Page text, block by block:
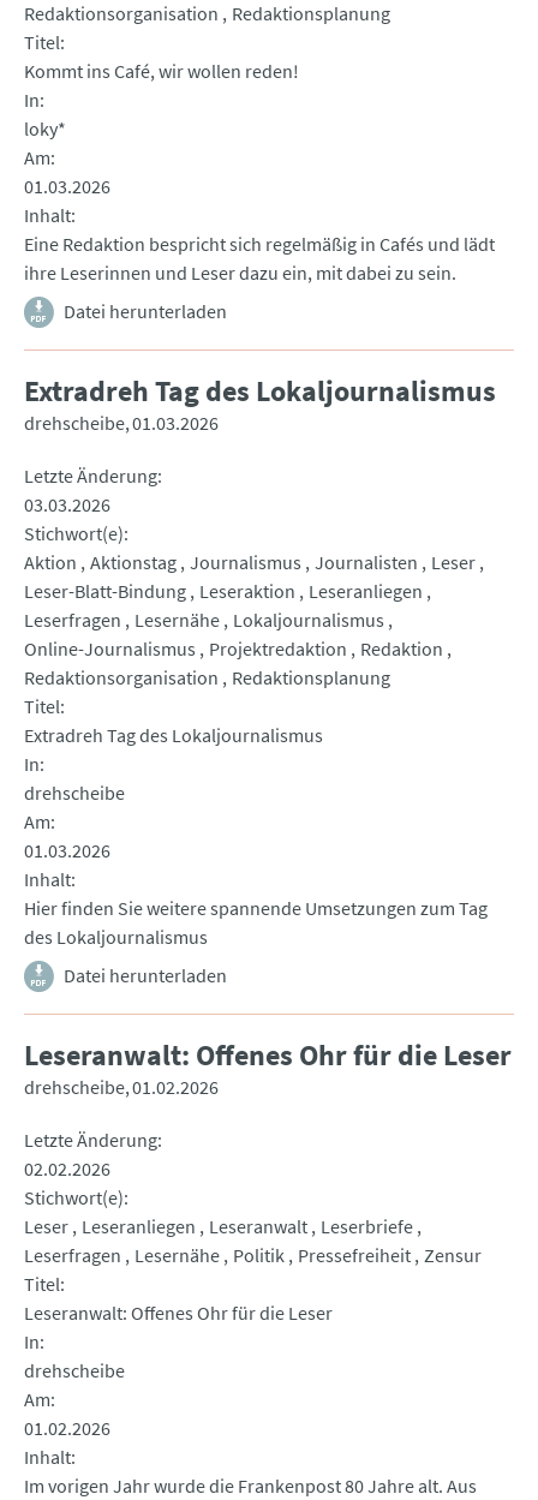
Redaktionsorganisation
Redaktionsplanung
Titel
Kommt ins Café, wir wollen reden!
In
loky*
Am
01.03.2026
Inhalt
Eine Redaktion bespricht sich regelmäßig in Cafés und lädt
ihre Leserinnen und Leser dazu ein, mit dabei zu sein.
Datei herunterladen
Extradreh Tag des Lokaljournalismus
drehscheibe 01.03.2026
Letzte Änderung
03.03.2026
Stichwort(e)
Aktion Aktionstag Journalismus Journalisten
Leser
Leser-Blatt-Bindung Leseraktion
Leseranliegen
Leserfragen
Lesernähe Lokaljournalismus
Online-Journalismus
Projektredaktion
Redaktion
Redaktionsorganisation
Redaktionsplanung
Titel
Extradreh Tag des Lokaljournalismus
In
drehscheibe
Am
01.03.2026
Inhalt
Hier finden Sie weitere spannende Umsetzungen zum Tag
des Lokaljournalismus
Datei herunterladen
Leseranwalt: Offenes Ohr für die Leser
drehscheibe 01.02.2026
Letzte Änderung
02.02.2026
Stichwort(e)
Leser Leseranliegen Leseranwalt Leserbriefe
Leserfragen
Lesernähe Politik Pressefreiheit Zensur
Titel
Leseranwalt: Offenes Ohr für die Leser
In
drehscheibe
Am
01.02.2026
Inhalt
Im vorigen Jahr wurde die Frankenpost 80 Jahre alt. Aus